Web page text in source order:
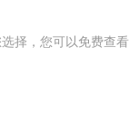
择，您可以免费查